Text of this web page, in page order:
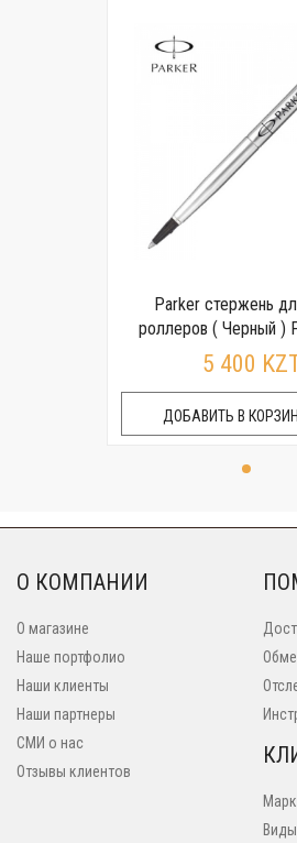
Parker стержень
роллеров ( Черный )
5 400
ДОБАВИТЬ В
О КОМПАНИИ
О магазине
Наше портфолио
Наши клиенты
Наши партнеры
СМИ о нас
Отзывы клиентов